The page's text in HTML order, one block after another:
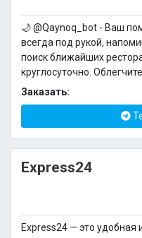
🌙 @Qaynoq_bot - Ваш
всегда под рукой,
поиск ближайших
круглосуточно.
Заказать:
Express24
Express24 — это удобная